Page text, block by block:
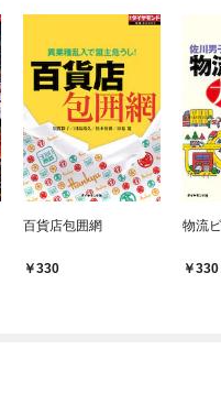
百貨店包囲網
330
物流
330